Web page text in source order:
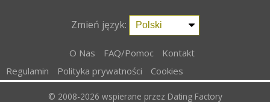
Zmień język:
O Nas FAQ/Pomoc
Kontakt
Regulamin
Polityka prywatności Cookies
© 2008-2026 wspierane przez Dating Factory